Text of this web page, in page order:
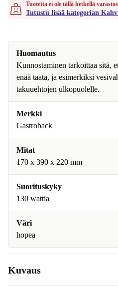
Tuotetta ei ole tällä hetkellä
Tutustu lisää kategorian
Huomautus
Kunnostaminen tarkoittaa sitä,
enää taata, ja esimerkiksi
takuuehtojen ulkopuolelle.
Merkki
Gastroback
Mitat
170 x 390 x 220 mm
Suorituskyky
130 wattia
Väri
hopea
Kuvaus